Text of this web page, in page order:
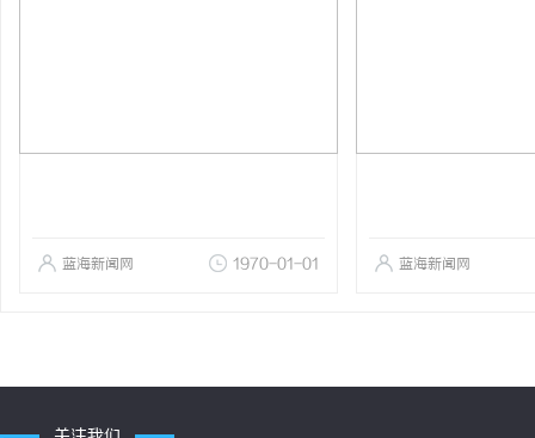
蓝海新闻网 1970-01-01 蓝海新闻网